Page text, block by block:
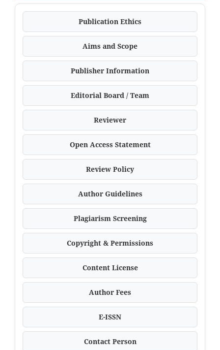
Publication Ethics
Aims and Scope
Publisher Information
Editorial Board / Team
Reviewer
Open Access Statement
Review Policy
Author Guidelines
Plagiarism Screening
Copyright & Permissions
Content License
Author Fees
E-ISSN
Contact Person